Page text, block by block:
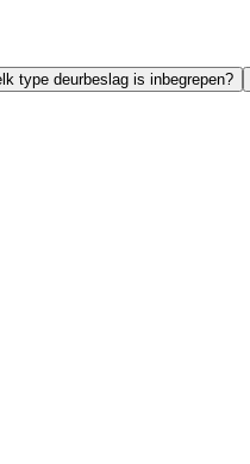
type deurbeslag is inbegrepen?